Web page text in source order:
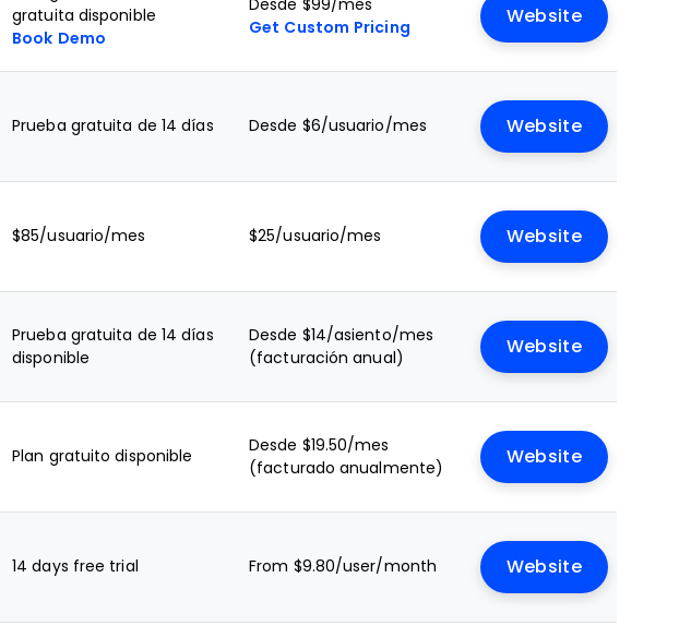
gratuita disponible
Book Demo
Desde $99/mes
Get Custom Pricing
Website
Prueba gratuita de 14 días Desde $6/usuario/mes Website
$85/usuario/mes $25/usuario/mes Website
Prueba gratuita de 14 días
disponible
Desde $14/asiento/mes
(facturación anual)
Website
Plan gratuito disponible
Desde $19.50/mes
(facturado anualmente)
Website
14 days free trial From $9.80/user/month Website